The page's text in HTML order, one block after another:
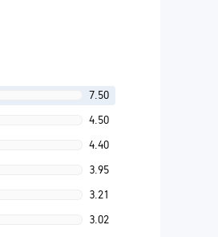
7.50
4.50
4.40
3.95
3.21
3.02